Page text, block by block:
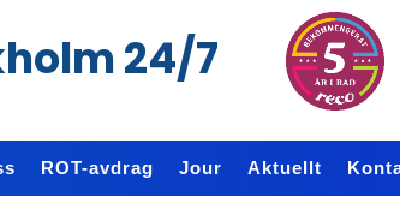
24/7
ROT-avdrag Jour Aktuellt